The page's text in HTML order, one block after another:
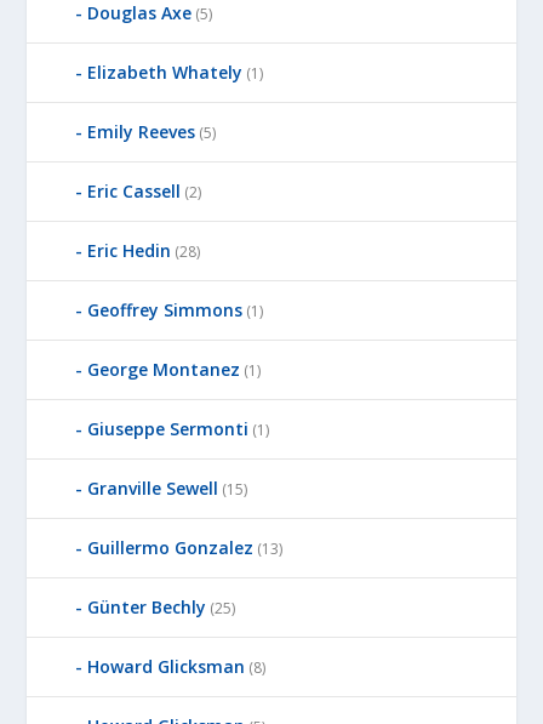
Douglas Axe (5)
Elizabeth Whately (1)
Emily Reeves (5)
Eric Cassell (2)
Eric Hedin (28)
Geoffrey Simmons (1)
George Montanez (1)
Giuseppe Sermonti (1)
Granville Sewell (15)
Guillermo Gonzalez (13)
Günter Bechly (25)
Howard Glicksman (8)